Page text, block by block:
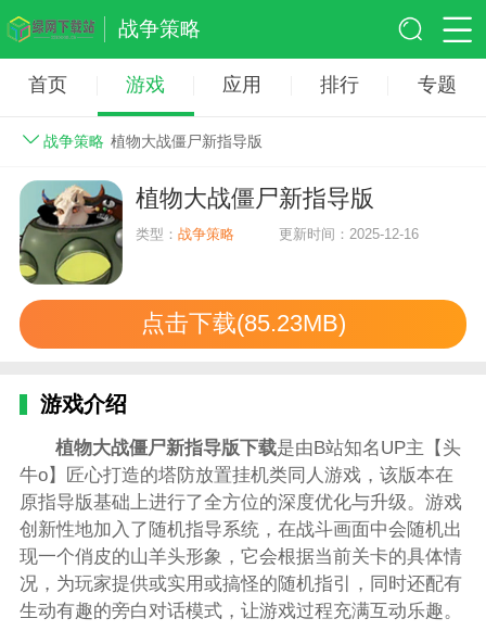
战争策略
首页 游戏 应用 排行 专题
战争策略 植物大战僵尸新指导版
植物大战僵尸新指导版
类型：战争策略 更新时间：2025-12-16
点击下载(85.23MB)
游戏介绍
植物大战僵尸新指导版下载是由B站知名UP主【头
牛o】匠心打造的塔防放置挂机类同人游戏，该版本在
原指导版基础上进行了全方位的深度优化与升级。游戏
创新性地加入了随机指导系统，在战斗画面中会随机出
现一个俏皮的山羊头形象，它会根据当前关卡的具体情
况，为玩家提供或实用或搞怪的随机指引，同时还配有
生动有趣的旁白对话模式，让游戏过程充满互动乐趣。